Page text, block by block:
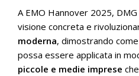
A EMO Hannover 2025,
visione concreta e
moderna, dimostrando
possa essere applicata in
piccole e medie imprese